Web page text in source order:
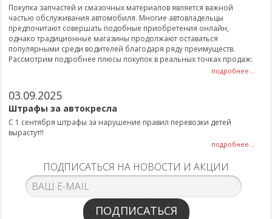
Покупка запчастей и смазочных материалов является важной
частью обслуживания автомобиля. Многие автовладельцы
предпочитают совершать подобные приобретения онлайн,
однако традиционные магазины продолжают оставаться
популярными среди водителей благодаря ряду преимуществ.
Рассмотрим подробнее плюсы покупок в реальных точках продаж:
подробнее...
03.09.2025
Штрафы за автокресла
С 1 сентября штрафы за нарушение правил перевозки детей
вырастут!!
подробнее...
ПОДПИСАТЬСЯ НА НОВОСТИ И АКЦИИ
ПОДПИСАТЬСЯ